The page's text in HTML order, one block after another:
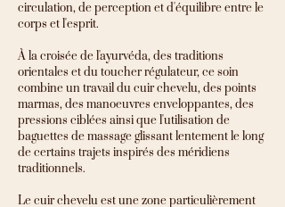
circulation, de perception et d'équilibre entre le
corps et l'esprit.
À la croisée de l'ayurvéda, des traditions
orientales et du toucher régulateur, ce soin
combine un travail du cuir chevelu, des points
marmas, des manoeuvres enveloppantes, des
pressions ciblées ainsi que l'utilisation de
baguettes de massage glissant lentement le long
de certains trajets inspirés des méridiens
traditionnels.
Le cuir chevelu est une zone particulièrement